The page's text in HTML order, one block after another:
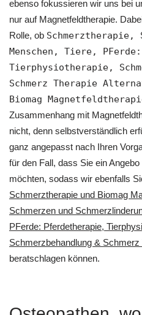
ebenso fokussieren wir uns bei
nur auf Magnetfeldtherapie.
Rolle, ob Schmerztherapie,
Menschen, Tiere,
Tierphysiotherapie,
Schmerz Therapie
Biomag
Zusammenhang mit
nicht, denn selbstverständlich
ganz angepasst nach Ihren
für den Fall, dass Sie ein Angebo
möchten, sodass wir ebenfalls
Schmerztherapie und Biomag
Schmerzen und
PFerde: Pferdetherapie,
Schmerzbehandlung & Schmerz
beratschlagen können.